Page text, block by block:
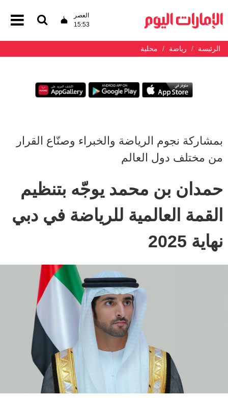
العصر
15:53
الرئيسة رياضة محلية
بمشاركة نجوم الرياضة والخبراء وصنّاع القرار
من مختلف دول العالم
حمدان بن محمد يوجّه بتنظيم
القمة العالمية للرياضة في دبي
نهاية 2025